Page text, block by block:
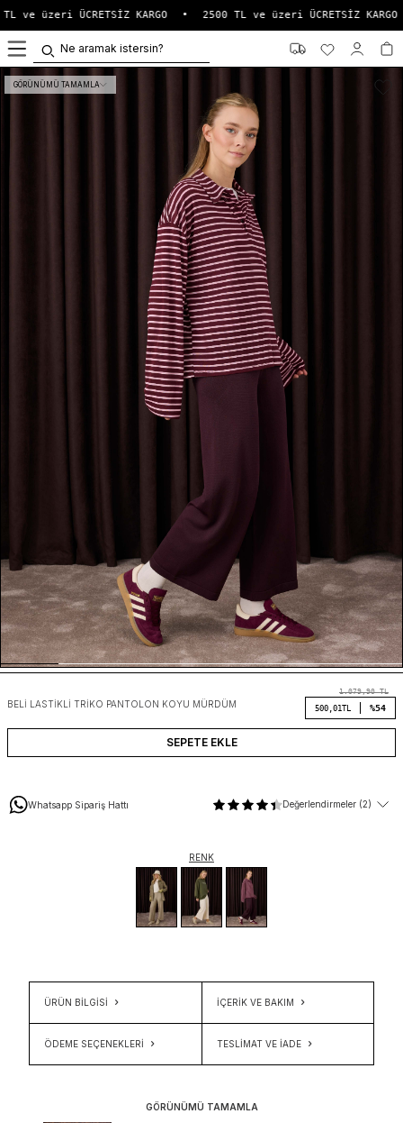
ve üzeri ÜCRETSİZ KARGO 2500 TL ve üzeri ÜCRETSİZ KARGO
GÖRÜNÜMÜ TAMAMLA
BELI LASTIKLI TRIKO PANTOLON KOYU MÜRDÜM
1.079,90TL
500,01 TL %54
SEPETE EKLE
Whatsapp Sipariş Hattı Değerlendirmeler (2)
RENK
ÜRÜN BİLGİSİ İÇERIK VE BAKIM
ÖDEME SEÇENEKLERI TESLIMAT VE İADE
GÖRÜNÜMÜ TAMAMLA